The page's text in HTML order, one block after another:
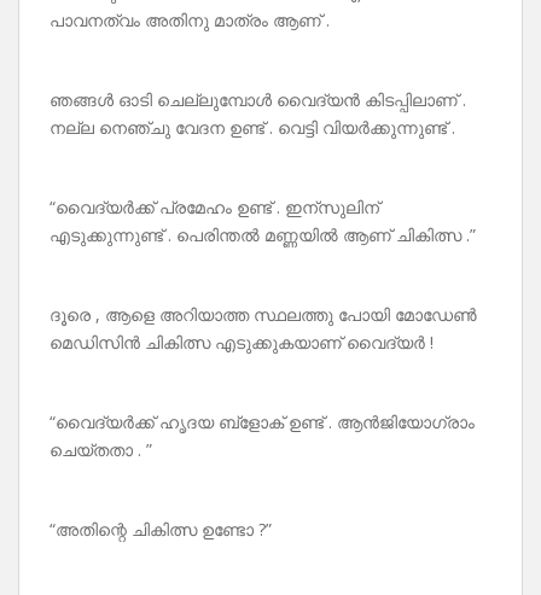
പാവനത്വം അതിനു മാത്രം ആണ് .
ഞങ്ങൾ ഓടി ചെല്ലുമ്പോൾ വൈദ്യൻ കിടപ്പിലാണ് .
നല്ല നെഞ്ചു വേദന ഉണ്ട് . വെട്ടി വിയർക്കുന്നുണ്ട് .
“വൈദ്യർക്ക് പ്രമേഹം ഉണ്ട് . ഇന്സുലിന്
എടുക്കുന്നുണ്ട് . പെരിന്തൽ മണ്ണയിൽ ആണ് ചികിത്സ .”
ദൂരെ , ആളെ അറിയാത്ത സ്ഥലത്തു പോയി മോഡേൺ
മെഡിസിൻ ചികിത്സ എടുക്കുകയാണ് വൈദ്യർ !
“വൈദ്യർക്ക് ഹൃദയ ബ്ളോക് ഉണ്ട് . ആൻജിയോഗ്രാം
ചെയ്തതാ . ”
“അതിന്റെ ചികിത്സ ഉണ്ടോ ?”